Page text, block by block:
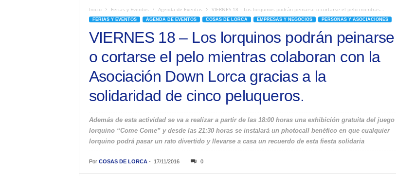
Inicio Ferias y Eventos Agenda de Eventos VIERNES 18 – Los lorquinos podrán peinarse o cortarse el pelo mientras...
FERIAS Y EVENTOS AGENDA DE EVENTOS COSAS DE LORCA EMPRESAS Y NEGOCIOS PERSONAS Y ASOCIACIONES
VIERNES 18 – Los lorquinos podrán peinarse
o cortarse el pelo mientras colaboran con la
Asociación Down Lorca gracias a la
solidaridad de cinco peluqueros.
Además de esta actividad se va a realizar a partir de las 18:00 horas una exhibición gratuita del juego
lorquino “Come Come” y desde las 21:30 horas se instalará un photocall benéfico en que cualquier
lorquino podrá pasar un rato divertido y llevarse a casa un recuerdo de esta fiesta solidaria
Por COSAS DE LORCA- 17/11/2016 0